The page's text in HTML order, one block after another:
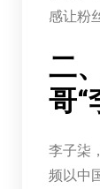
感让粉
二
哥“
李子柒
频以中